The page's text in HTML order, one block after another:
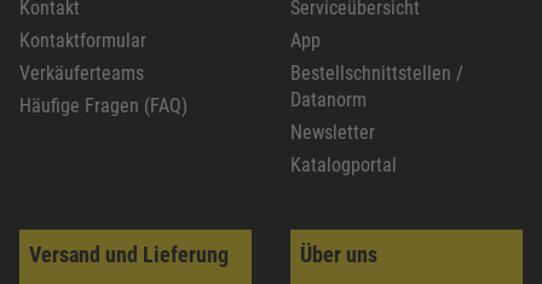
Kontakt
Kontaktformular
Verkäuferteams
Häufige Fragen (FAQ)
Serviceübersicht
App
Bestellschnittstellen /
Datanorm
Newsletter
Katalogportal
Versand und Lieferung Über uns